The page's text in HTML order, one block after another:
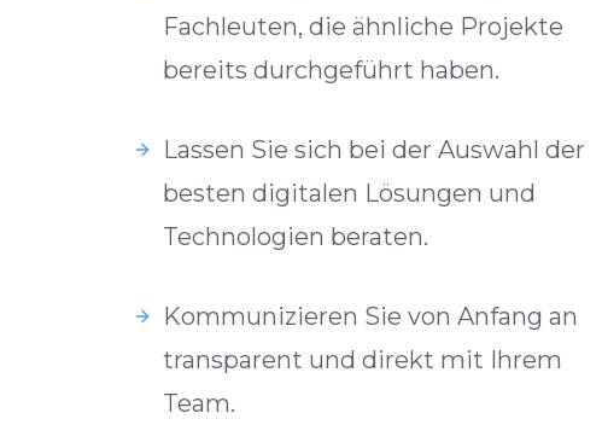
Fachleuten, die ähnliche Projekte
bereits durchgeführt haben.
Lassen Sie sich bei der Auswahl der
besten digitalen Lösungen und
Technologien beraten.
Kommunizieren Sie von Anfang an
transparent und direkt mit Ihrem
Team.